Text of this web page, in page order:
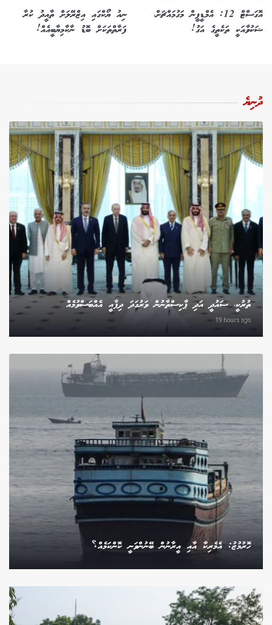
އޮގަސްޓް 12: އެމްޑީޕީން މަގުމައްޗަށް،
ޝަކުވާއަކީ ތަކެތީގެ އަގު!
ނިއު ޔޯކްގައި އިޒްރޭލަށް ތާއީދު ކުރާ
ފަރާތްތަކަށް ބޮޑު ނާކާމިޔާބީއެއް!
ދުނިޔެ
ތުރުކީ، ސައުދީ އަދި ޕާކިސްތާނުން ވަރުގަދަ ދިފާއީ އެއްބަސްވުމެއް
19 hours ago
ހޮރުމުޒު: އެމެރިކާ އާއި އީރާނުން ބޭނުންވަނީ ކޮންކަމެއް؟